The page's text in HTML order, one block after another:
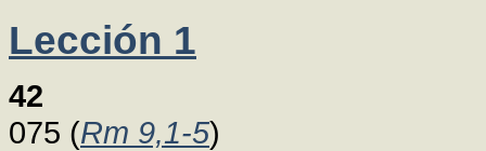
Lección 1
42
075 (Rm 9,1-5)